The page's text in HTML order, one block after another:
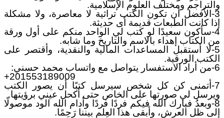
والتراجم ومختلف العلوم الإسلامية.
3-الأفضل أن تكون الكتب تراثية لا معاصرة، ولا مشكلة
إذا كانت الطبعات قديمة أى حديثة.
4-سأكون سعيدًا لو كتب لي الواحد منكم على أول ورقة
من الكتاب إهداء بالاسم والتاريخ وما شابه.
5-لا أستقبل المساعدات المالية والنقدية، وأقتصر على
الكتب الورقية.
6-من أراد الاستفسار يتواصل مع واتساب محمد حسني:
+201553189009
7-أتمنى كن كل شخص سيرسل كتبًا أن يصور الكتب
ويرسل لي صورتها على الخاص حتى أكحل عيني برؤيتها.
8-وبعدُ فبارك الله فيكم فردًا فردًا وأدام الله الود موصولًا
إلى ظل العرش، وأبقى هذا العِلم بيننا رَحِمًا.